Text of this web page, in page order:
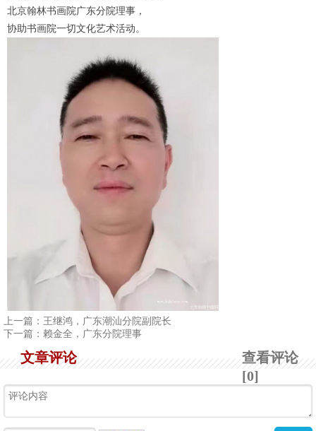
北京翰林书画院广东分院理事 ，
协助书画院一切文化艺术活动。
上一篇： 王继鸿，广东潮汕分院副院长
下一篇： 赖金全，广东分院理事
查看评论
[0]
文章评论